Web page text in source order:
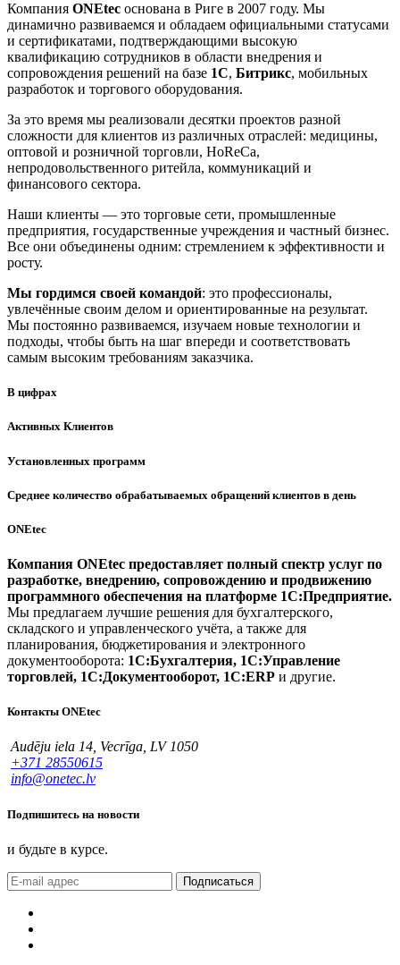
Компания ONEtec основана в Риге в 2007 году. Мы
динамично развиваемся и обладаем официальными статусами
и сертификатами, подтверждающими высокую
квалификацию сотрудников в области внедрения и
сопровождения решений на базе 1С, Битрикс, мобильных
разработок и торгового оборудования.
За это время мы реализовали десятки проектов разной
сложности для клиентов из различных отраслей: медицины,
оптовой и розничной торговли, HoReCa,
непродовольственного ритейла, коммуникаций и
финансового сектора.
Наши клиенты — это торговые сети, промышленные
предприятия, государственные учреждения и частный бизнес.
Все они объединены одним: стремлением к эффективности и
росту.
Мы гордимся своей командой: это профессионалы,
увлечённые своим делом и ориентированные на результат.
Мы постоянно развиваемся, изучаем новые технологии и
подходы, чтобы быть на шаг впереди и соответствовать
самым высоким требованиям заказчика.
В цифрах
Активных Клиентов
Установленных программ
Среднее количество обрабатываемых обращений клиентов в день
ONEtec
Компания ONEtec предоставляет полный спектр услуг по
разработке, внедрению, сопровождению и продвижению
программного обеспечения на платформе 1С:Предприятие.
Мы предлагаем лучшие решения для бухгалтерского,
складского и управленческого учёта, а также для
планирования, бюджетирования и электронного
документооборота: 1С:Бухгалтерия, 1С:Управление
торговлей, 1С:Документооборот, 1С:ERP и другие.
Контакты ONEtec
Audēju iela 14, Vecrīga, LV 1050
+371 28550615
info@onetec.lv
Подпишитесь на новости
и будьте в курсе.
Подписаться